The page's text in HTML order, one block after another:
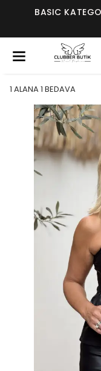
BASIC
1 ALANA 1 BEDAVA